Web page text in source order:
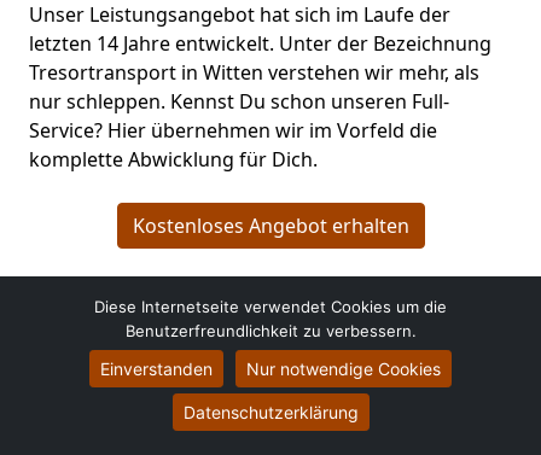
Unser Leistungsangebot hat sich im Laufe der
letzten 14 Jahre entwickelt. Unter der Bezeichnung
Tresortransport in Witten verstehen wir mehr, als
nur schleppen. Kennst Du schon unseren Full-
Service? Hier übernehmen wir im Vorfeld die
komplette Abwicklung für Dich.
Kostenloses Angebot erhalten
Diese Internetseite verwendet Cookies um die
Benutzerfreundlichkeit zu verbessern.
Einverstanden Nur notwendige Cookies
Datenschutzerklärung